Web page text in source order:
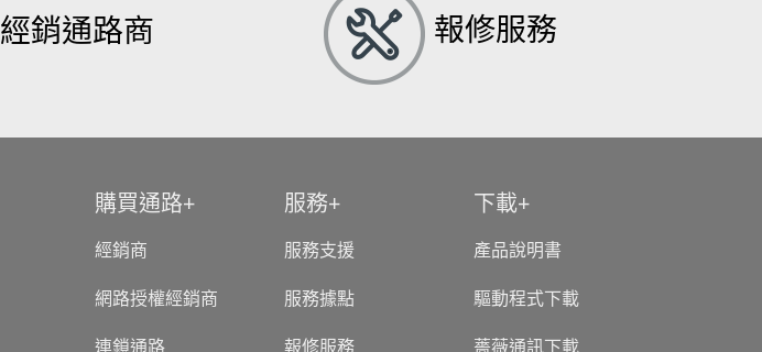
經銷通路商 報修服務
購買通路
經銷商
網路授權經銷商
連鎖通路
服務
服務支援
服務據點
報修服務
下載
產品說明書
驅動程式下載
薔薇通訊下載